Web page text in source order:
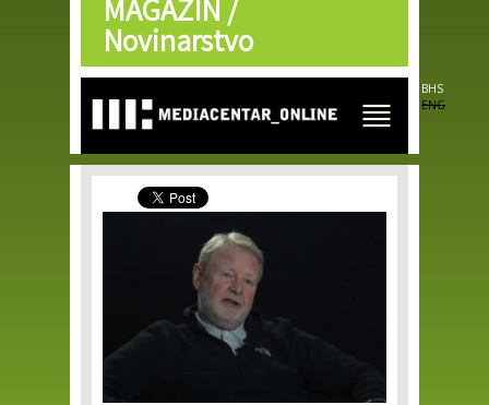
Skip to
main
content
MAGAZIN /
Novinarstvo
BHS
ENG